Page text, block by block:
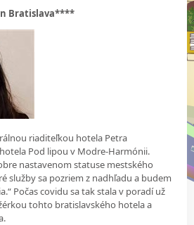
Bratislava****
riaditeľkou hotela Petra
Pod lipou v Modre-Harmónii.
nastavenom statuse mestského
služby sa pozriem z nadhľadu a budem
Počas covidu sa tak stala v poradí už
tohto bratislavského hotela a